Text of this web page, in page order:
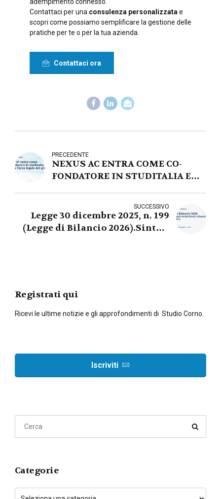
Contattaci per una consulenza personalizzata e
scopri come possiamo semplificare la gestione delle
pratiche per te o per la tua azienda.
Contattaci ora
PRECEDENTE
NEXUS AC ENTRA COME CO-
FONDATORE IN STUDITALIA E
SUCCESSIVO
Legge 30 dicembre 2025, n. 199
(Legge di Bilancio 2026).Sintesi
Registrati qui
Ricevi le ultime notizie e gli approfondimenti di Studio Corno.
Iscriviti
Categorie